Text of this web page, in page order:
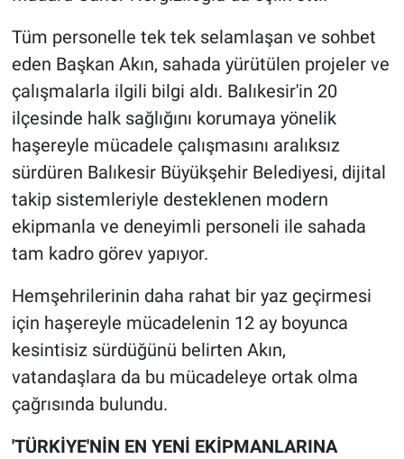
Tüm personelle tek tek selamlaşan ve sohbet
eden Başkan Akın, sahada yürütülen projeler ve
çalışmalarla ilgili bilgi aldı. Balıkesir'in 20
ilçesinde halk sağlığını korumaya yönelik
haşereyle mücadele çalışmasını aralıksız
sürdüren Balıkesir Büyükşehir Belediyesi, dijital
takip sistemleriyle desteklenen modern
ekipmanla ve deneyimli personeli ile sahada
tam kadro görev yapıyor.
Hemşehrilerinin daha rahat bir yaz geçirmesi
için haşereyle mücadelenin 12 ay boyunca
kesintisiz sürdüğünü belirten Akın,
vatandaşlara da bu mücadeleye ortak olma
çağrısında bulundu.
'TÜRKİYE'NİN EN YENİ EKİPMANLARINA